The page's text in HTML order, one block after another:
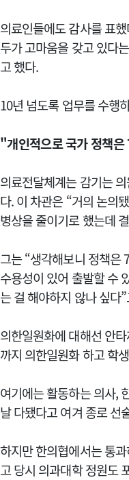
의료인들에도 감사를 표
두가 고마움을 갖고 있다
고 했다.
10년 넘도록 업무를 수행
"개인적으로 국가 정책
의료전달체계는 감기는
다.이 차관은 “거의 논의
병상을 줄이기로 했는데
그는 “생각해보니 정책은
수용성이 있어 출발할 수
는 걸 해야하지 않나 싶다
의한일원화에 대해선 안
까지 의한일원화 하고 학
여기에는 활동하는 의사,
날 다됐다고 여겨 종로 선
하지만 한의협에서는 통
고 당시 의과대학 정원도